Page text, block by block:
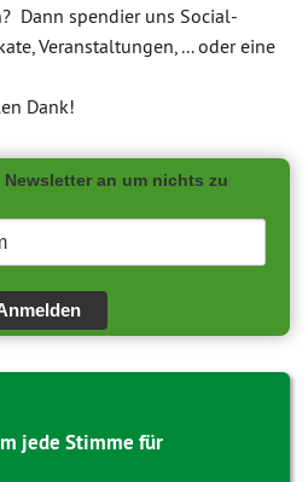
Dann spendier uns Social-
Veranstaltungen, ... oder eine
Dank!
an um nichts zu
jede Stimme für